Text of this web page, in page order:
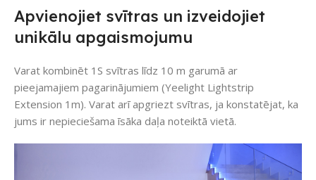
Apvienojiet svītras un izveidojiet
unikālu apgaismojumu
Varat kombinēt 1S svītras līdz 10 m garumā ar
pieejamajiem pagarinājumiem (Yeelight Lightstrip
Extension 1m). Varat arī apgriezt svītras, ja konstatējat, ka
jums ir nepieciešama īsāka daļa noteiktā vietā.